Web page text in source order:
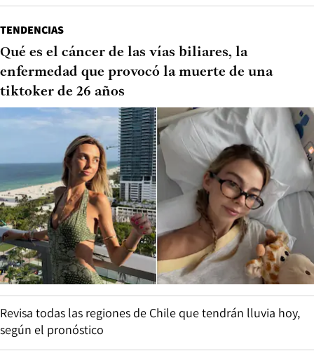
TENDENCIAS
Qué es el cáncer de las vías biliares, la
enfermedad que provocó la muerte de una
tiktoker de 26 años
Revisa todas las regiones de Chile que tendrán lluvia hoy,
según el pronóstico